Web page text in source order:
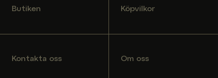
Butiken Köpvilkor
Kontakta oss Om oss